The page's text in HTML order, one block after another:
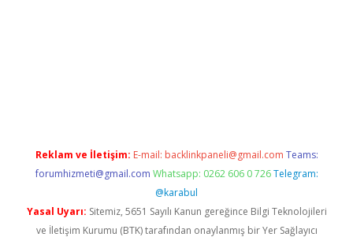
Reklam ve İletişim: E-mail: backlinkpaneli@gmail.com Teams:
forumhizmeti@gmail.com Whatsapp: 0262 606 0 726 Telegram:
@karabul
Yasal Uyarı: Sitemiz, 5651 Sayılı Kanun gereğince Bilgi Teknolojileri
ve İletişim Kurumu (BTK) tarafından onaylanmış bir Yer Sağlayıcı